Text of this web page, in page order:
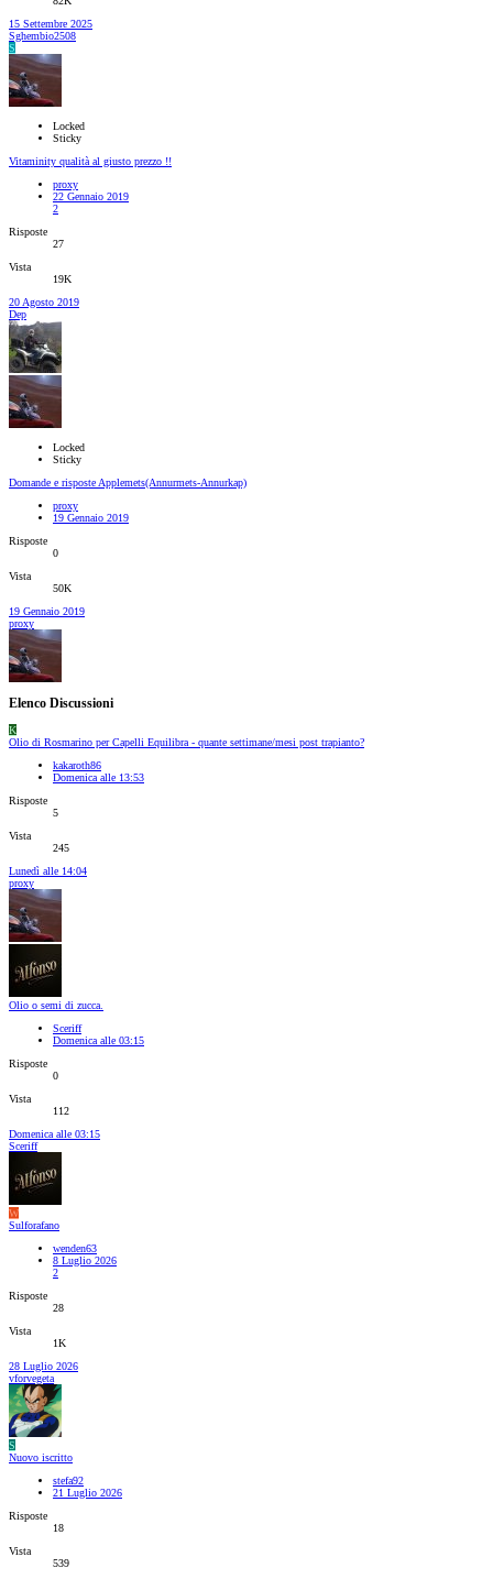
15 Settembre 2025
Sghembio2508
S
Locked
Sticky
Vitaminity qualità al giusto prezzo !!
proxy
22 Gennaio 2019
2
Risposte
27
Vista
19K
20 Agosto 2019
Dep
Locked
Sticky
Domande e risposte Applemets(Annurmets-Annurkap)
proxy
19 Gennaio 2019
Risposte
0
Vista
50K
19 Gennaio 2019
proxy
Elenco Discussioni
K
Olio di Rosmarino per Capelli Equilibra - quante settimane/mesi post trapianto?
kakaroth86
Domenica alle 13:53
Risposte
5
Vista
245
Lunedì alle 14:04
proxy
Olio o semi di zucca.
Sceriff
Domenica alle 03:15
Risposte
0
Vista
112
Domenica alle 03:15
Sceriff
W
Sulforafano
wenden63
8 Luglio 2026
2
Risposte
28
Vista
1K
28 Luglio 2026
vforvegeta
S
Nuovo iscritto
stefa92
21 Luglio 2026
Risposte
18
Vista
539